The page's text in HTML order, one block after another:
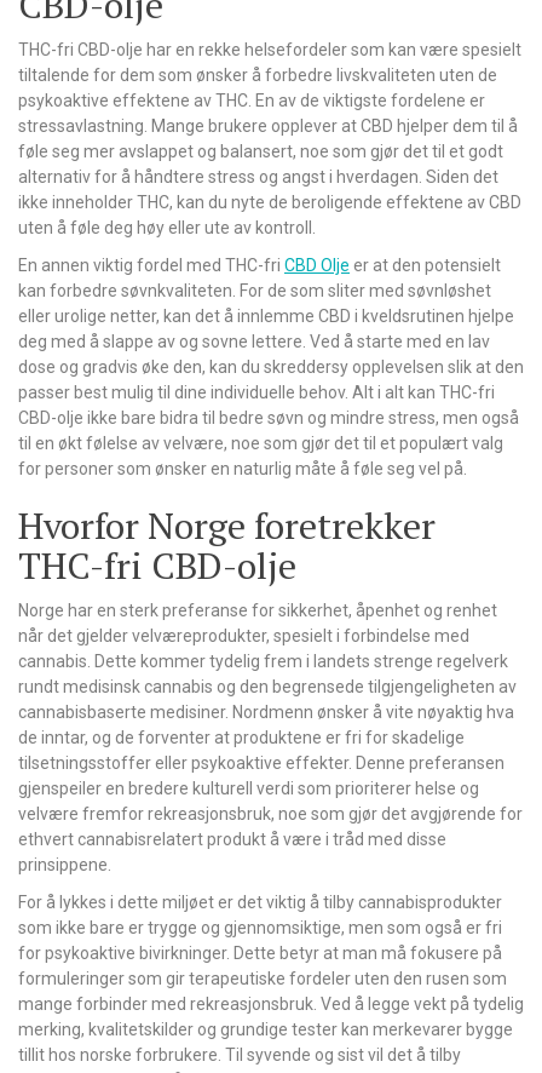
THC-fri CBD-olje har en rekke helsefordeler som kan være spesielt
tiltalende for dem som ønsker å forbedre livskvaliteten uten de
psykoaktive effektene av THC. En av de viktigste fordelene er
stressavlastning. Mange brukere opplever at CBD hjelper dem til å
føle seg mer avslappet og balansert, noe som gjør det til et godt
alternativ for å håndtere stress og angst i hverdagen. Siden det
ikke inneholder THC, kan du nyte de beroligende effektene av CBD
uten å føle deg høy eller ute av kontroll.
En annen viktig fordel med THC-fri CBD Olje er at den potensielt
kan forbedre søvnkvaliteten. For de som sliter med søvnløshet
eller urolige netter, kan det å innlemme CBD i kveldsrutinen hjelpe
deg med å slappe av og sovne lettere. Ved å starte med en lav
dose og gradvis øke den, kan du skreddersy opplevelsen slik at den
passer best mulig til dine individuelle behov. Alt i alt kan THC-fri
CBD-olje ikke bare bidra til bedre søvn og mindre stress, men også
til en økt følelse av velvære, noe som gjør det til et populært valg
for personer som ønsker en naturlig måte å føle seg vel på.
Hvorfor Norge foretrekker
THC-fri CBD-olje
Norge har en sterk preferanse for sikkerhet, åpenhet og renhet
når det gjelder velværeprodukter, spesielt i forbindelse med
cannabis. Dette kommer tydelig frem i landets strenge regelverk
rundt medisinsk cannabis og den begrensede tilgjengeligheten av
cannabisbaserte medisiner. Nordmenn ønsker å vite nøyaktig hva
de inntar, og de forventer at produktene er fri for skadelige
tilsetningsstoffer eller psykoaktive effekter. Denne preferansen
gjenspeiler en bredere kulturell verdi som prioriterer helse og
velvære fremfor rekreasjonsbruk, noe som gjør det avgjørende for
ethvert cannabisrelatert produkt å være i tråd med disse
prinsippene.
For å lykkes i dette miljøet er det viktig å tilby cannabisprodukter
som ikke bare er trygge og gjennomsiktige, men som også er fri
for psykoaktive bivirkninger. Dette betyr at man må fokusere på
formuleringer som gir terapeutiske fordeler uten den rusen som
mange forbinder med rekreasjonsbruk. Ved å legge vekt på tydelig
merking, kvalitetskilder og grundige tester kan merkevarer bygge
tillit hos norske forbrukere. Til syvende og sist vil det å tilby